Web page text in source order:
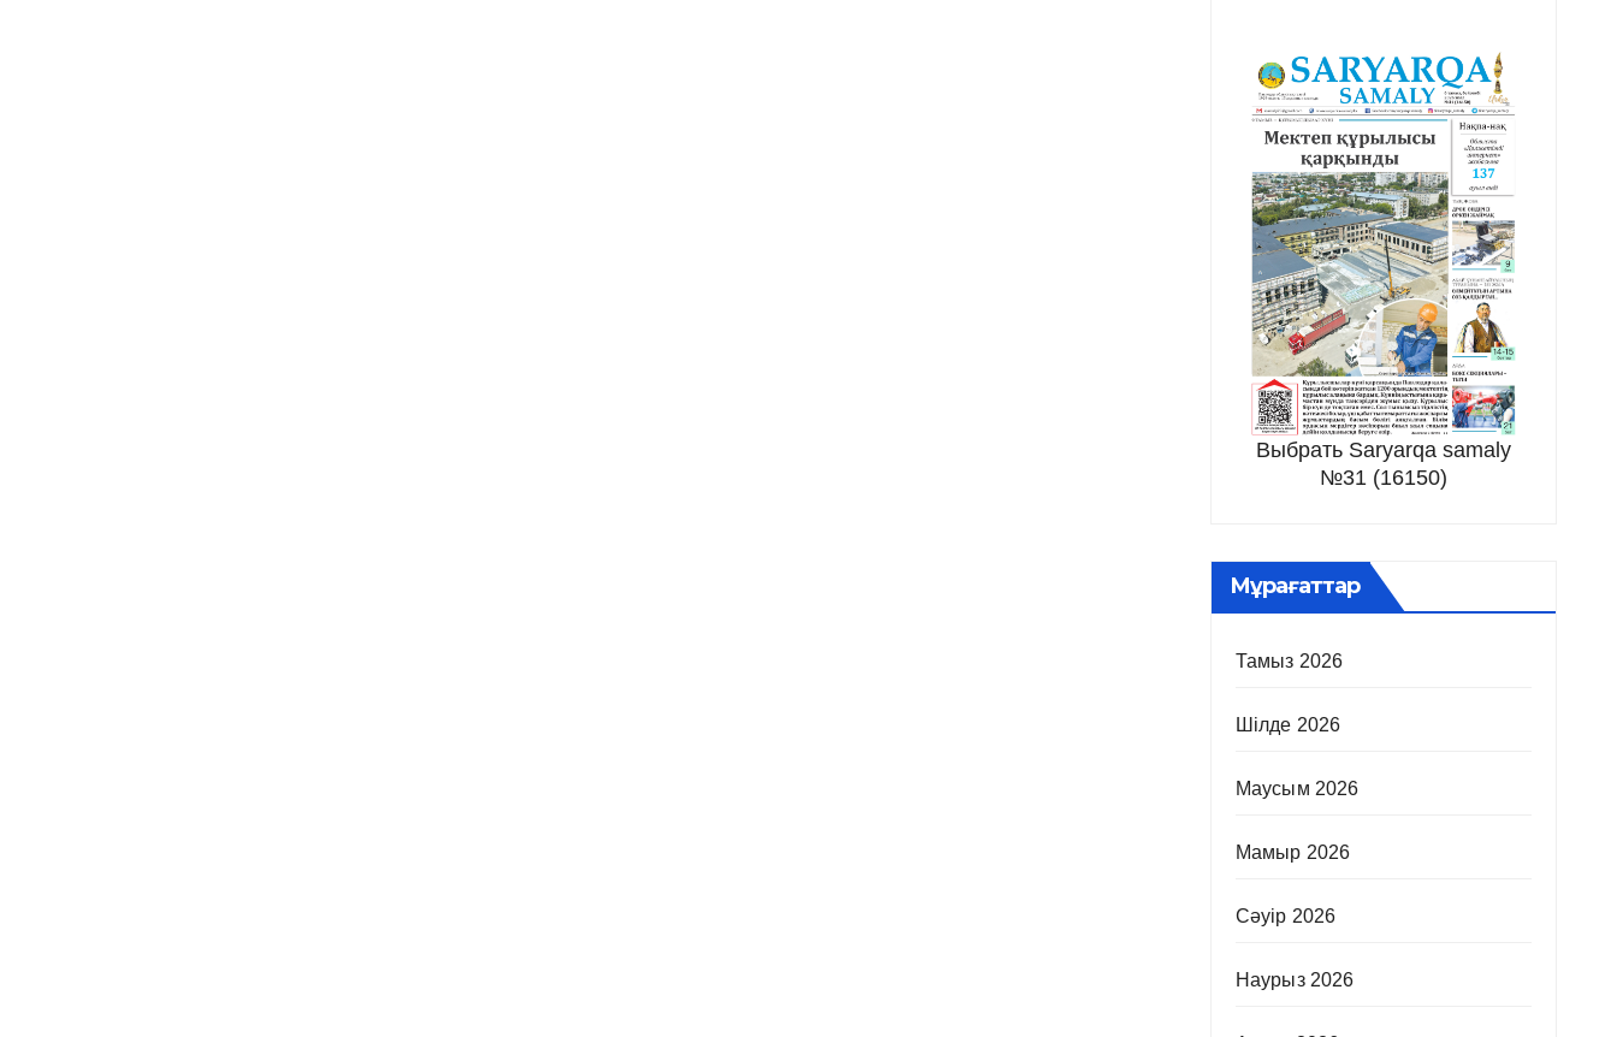
Выбрать Saryarqa samaly
№31 (16150)
Мұрағаттар
Тамыз 2026
Шілде 2026
Маусым 2026
Мамыр 2026
Сәуір 2026
Наурыз 2026